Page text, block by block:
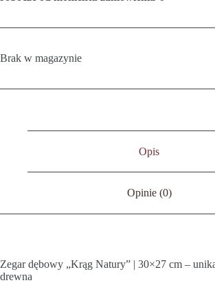
Brak w magazynie
Opis
Opinie (0)
Zegar dębowy „Krąg Natury” | 30×27 cm –
drewna